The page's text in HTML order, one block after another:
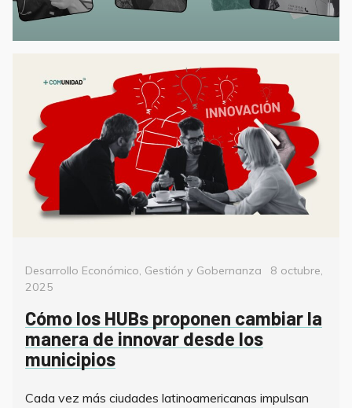
Categorías
Desarrollo Económico, Gestión y Gobernanza
Posted
8 octubre,
2025
Cómo los HUBs proponen cambiar la
manera de innovar desde los
municipios
Cada vez más ciudades latinoamericanas impulsan